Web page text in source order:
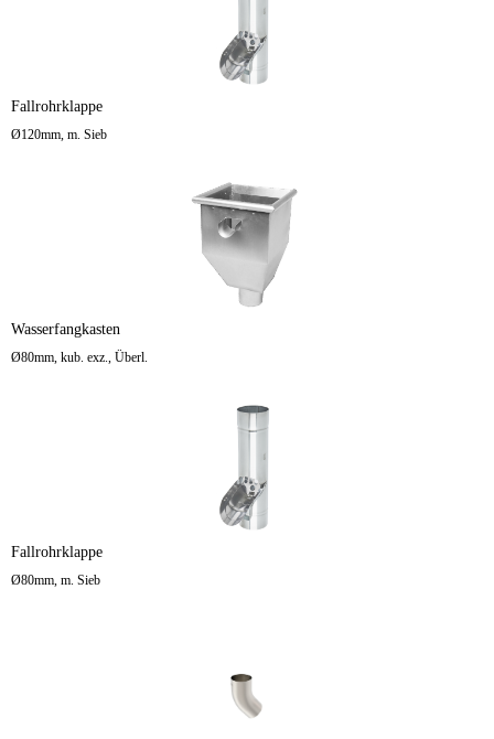
Fallrohrklappe
Ø120mm, m. Sieb
Wasserfangkasten
Ø80mm, kub. exz., Überl.
Fallrohrklappe
Ø80mm, m. Sieb